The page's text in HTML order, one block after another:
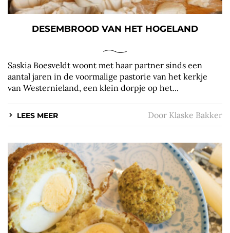
DESEMBROOD VAN HET HOGELAND
Saskia Boesveldt woont met haar partner sinds een
aantal jaren in de voormalige pastorie van het kerkje
van Westernieland, een klein dorpje op het...
LEES MEER Door Klaske Bakker